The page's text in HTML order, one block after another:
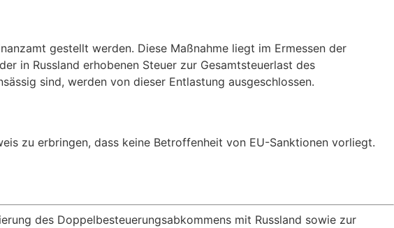
gestellt werden. Diese Maßnahme liegt im Ermessen der
in Russland erhobenen Steuer zur Gesamtsteuerlast des
sind, werden von dieser Entlastung ausgeschlossen.
zu erbringen, dass keine Betroffenheit von EU-Sanktionen vorliegt.
des Doppelbesteuerungsabkommens mit Russland sowie zur